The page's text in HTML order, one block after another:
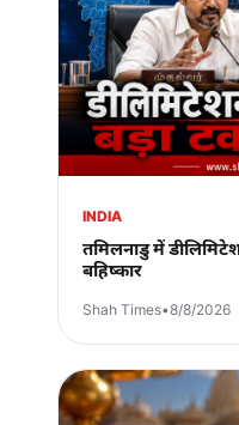
INDIA
तमिलनाडु में
बहिष्कार
Shah Times•8/8/2026